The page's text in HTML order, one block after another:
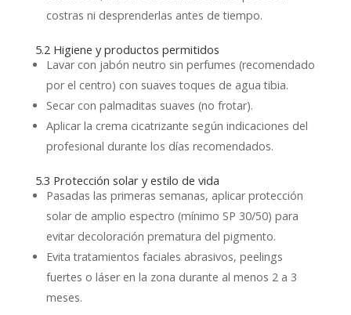
costras ni desprenderlas antes de tiempo.
5.2 Higiene y productos permitidos
Lavar con jabón neutro sin perfumes (recomendado
por el centro) con suaves toques de agua tibia.
Secar con palmaditas suaves (no frotar).
Aplicar la crema cicatrizante según indicaciones del
profesional durante los días recomendados.
5.3 Protección solar y estilo de vida
Pasadas las primeras semanas, aplicar protección
solar de amplio espectro (mínimo SP 30/50) para
evitar decoloración prematura del pigmento.
Evita tratamientos faciales abrasivos, peelings
fuertes o láser en la zona durante al menos 2 a 3
meses.